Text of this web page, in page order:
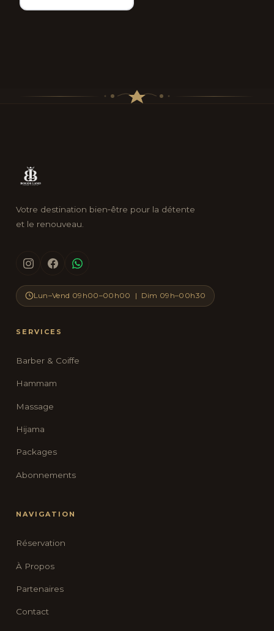
Votre destination bien‑être pour la détente
et le renouveau.
Lun–Vend 09h00–00h00 | Dim 09h–00h30
SERVICES
Barber & Coiffe
Hammam
Massage
Hijama
Packages
Abonnements
NAVIGATION
Réservation
À Propos
Partenaires
Contact